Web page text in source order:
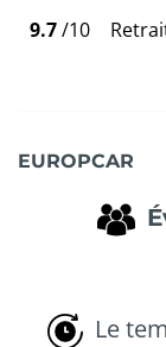
9.7/10
EUROPCAR
Le